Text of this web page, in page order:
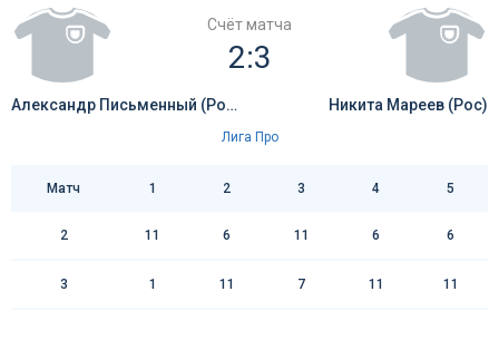
Счёт матча
2:3
Александр Письменный (Рос) Никита Мареев (Рос)
Лига Про
Матч 1 2 3 4 5
2 11 6 11 6 6
3 1 11 7 11 11